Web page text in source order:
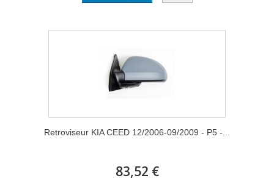
Retroviseur KIA CEED 12/2006-09/2009 - P5 -...
83,52 €